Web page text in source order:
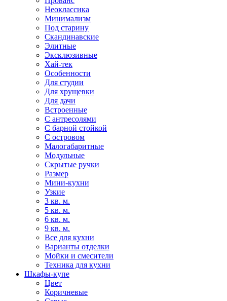
Неоклассика
Минимализм
Под старину
Скандинавские
Элитные
Эксклюзивные
Хай-тек
Особенности
Для студии
Для хрущевки
Для дачи
Встроенные
С антресолями
С барной стойкой
С островом
Малогабаритные
Модульные
Скрытые ручки
Размер
Мини-кухни
Узкие
3 кв. м.
5 кв. м.
6 кв. м.
9 кв. м.
Все для кухни
Варианты отделки
Мойки и смесители
Техника для кухни
Шкафы-купе
Цвет
Коричневые